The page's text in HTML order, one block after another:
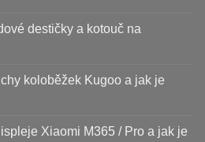
destičky a kotouč na
koloběžek Kugoo a jak je
Xiaomi M365 / Pro a jak je